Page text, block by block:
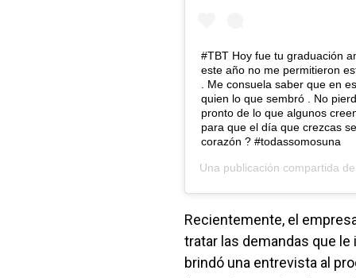
#TBT Hoy fue tu graduación
este año no me permitieron
. Me consuela saber que en
quien lo que sembró . No
pronto de lo que algunos
para que el día que crezcas
corazón ? #todassomosuna
Una publicación compartida
Recientemente, el
tratar las demandas que
brindó una entrevista al